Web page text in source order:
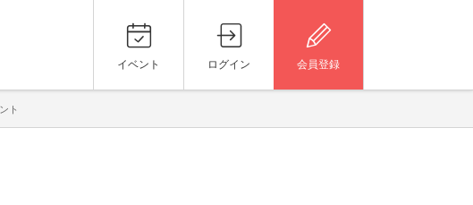
イベント ログイン 会員登録
ト